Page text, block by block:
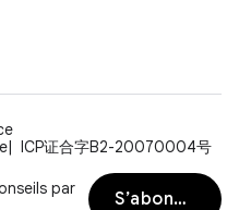
ICP证合字B2-20070004号
par
S’abonner